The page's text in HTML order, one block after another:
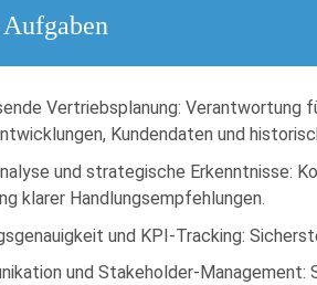
Vertriebsplanung:
Kundendaten und
und strategische Erkenntnisse:
klarer Handlungsempfehlungen.
und KPI-Tracking:
und Stakeholder-